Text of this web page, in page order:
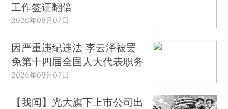
工作签证翻倍
2026年08月07日
因严重违纪违法 李云泽被罢
免第十四届全国人大代表职务
2026年08月07日
【我闻】光大旗下上市公司出